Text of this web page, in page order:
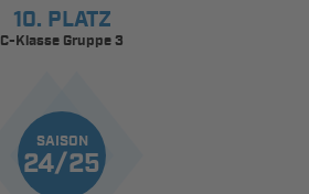
10. PLATZ
C-Klasse Gruppe 3
SAISON
24/25